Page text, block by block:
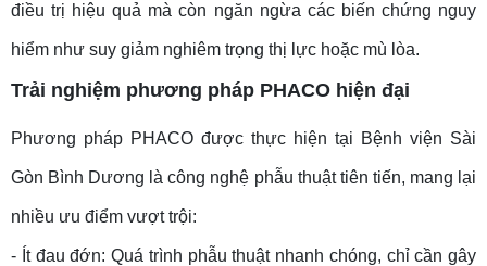
điều trị hiệu quả mà còn ngăn ngừa các biến chứng nguy
hiểm như suy giảm nghiêm trọng thị lực hoặc mù lòa.
Trải nghiệm phương pháp PHACO hiện đại
Phương pháp PHACO được thực hiện tại Bệnh viện Sài
Gòn Bình Dương là công nghệ phẫu thuật tiên tiến, mang lại
nhiều ưu điểm vượt trội:
- Ít đau đớn: Quá trình phẫu thuật nhanh chóng, chỉ cần gây